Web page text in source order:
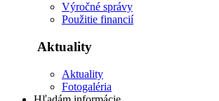
Výročné správy
Použitie financií
Aktuality
Aktuality
Fotogaléria